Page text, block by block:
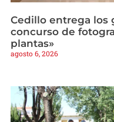
Cedillo entrega los
concurso de
plantas»
agosto 6, 2026